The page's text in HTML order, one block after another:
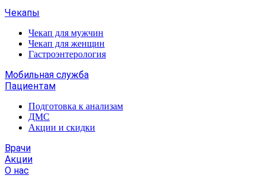
Чекапы
Чекап для мужчин
Чекап для женщин
Гастроэнтерология
Мобильная служба
Пациентам
Подготовка к анализам
­ДМС
­Акции и скидки
Врачи
Акции
О нас